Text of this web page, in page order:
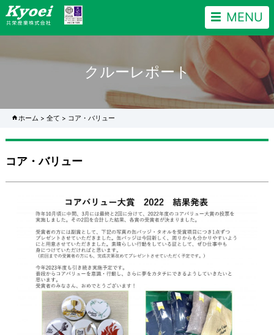
MENU
クルーレポート
ホーム >全て > コア・バリュー
コア・バリュー